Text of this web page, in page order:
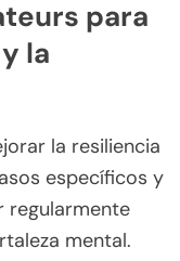
cultiva una
que
oportunidades
un
y atlético,